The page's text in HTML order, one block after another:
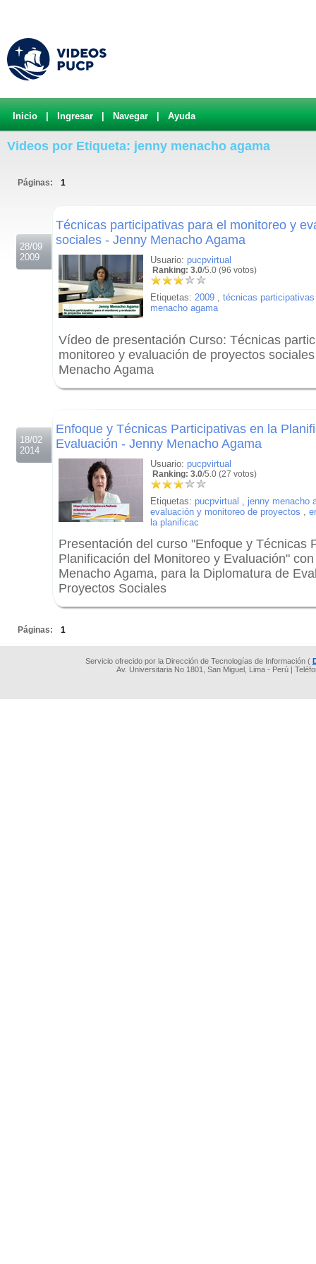
Inicio Ingresar Navegar Ayuda
Videos por Etiqueta: jenny menacho agama
Páginas: 1
28/09
2009
Técnicas participativas para el monitoreo y
sociales - Jenny Menacho Agama
Usuario: pucpvirtual
Ranking: 3.0/5.0 (96 votos)
Etiquetas: 2009 , técnicas
menacho agama
Vídeo de presentación Curso: Técnicas
monitoreo y evaluación de proyectos
Menacho Agama
18/02
2014
Enfoque y Técnicas Participativas en la
Evaluación - Jenny Menacho Agama
Usuario: pucpvirtual
Ranking: 3.0/5.0 (27 votos)
Etiquetas: pucpvirtual , jenny menacho
evaluación y monitoreo de proyectos ,
la planificac
Presentación del curso "Enfoque y Técnicas
Planificación del Monitoreo y Evaluación"
Menacho Agama, para la Diplomatura de
Proyectos Sociales
Páginas: 1
Servicio ofrecido por la Dirección de Tecnologías de Información (
Av. Universitaria No 1801, San Miguel, Lima - Perú |